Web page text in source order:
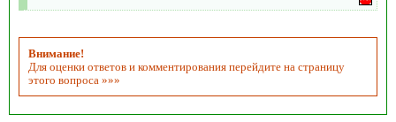
Внимание!
Для оценки ответов и комментирования перейдите на страницу
этого вопроса »»»